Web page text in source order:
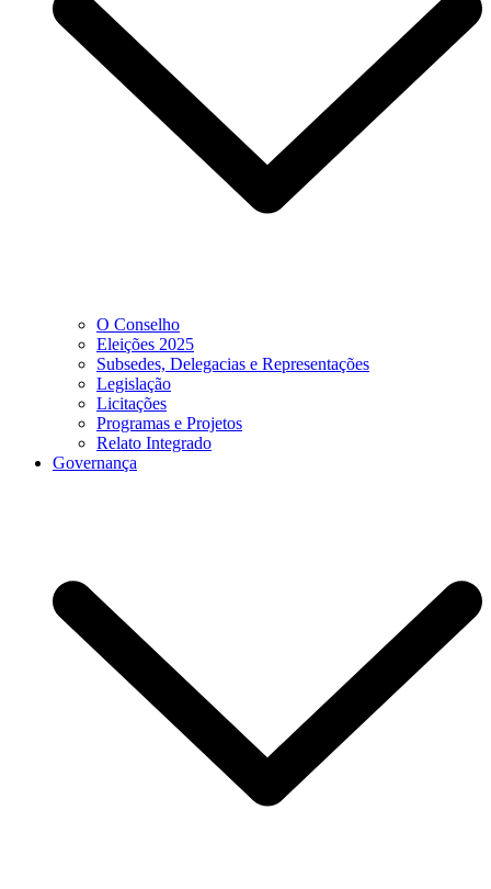
O Conselho
Eleições 2025
Subsedes, Delegacias e Representações
Legislação
Licitações
Programas e Projetos
Relato Integrado
Governança